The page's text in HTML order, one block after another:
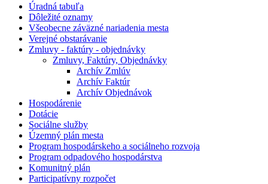
Úradná tabuľa
Dôležité oznamy
Všeobecne záväzné nariadenia mesta
Verejné obstarávanie
Zmluvy - faktúry - objednávky
Zmluvy, Faktúry, Objednávky
Archív Zmlúv
Archív Faktúr
Archív Objednávok
Hospodárenie
Dotácie
Sociálne služby
Územný plán mesta
Program hospodárskeho a sociálneho rozvoja
Program odpadového hospodárstva
Komunitný plán
Participatívny rozpočet